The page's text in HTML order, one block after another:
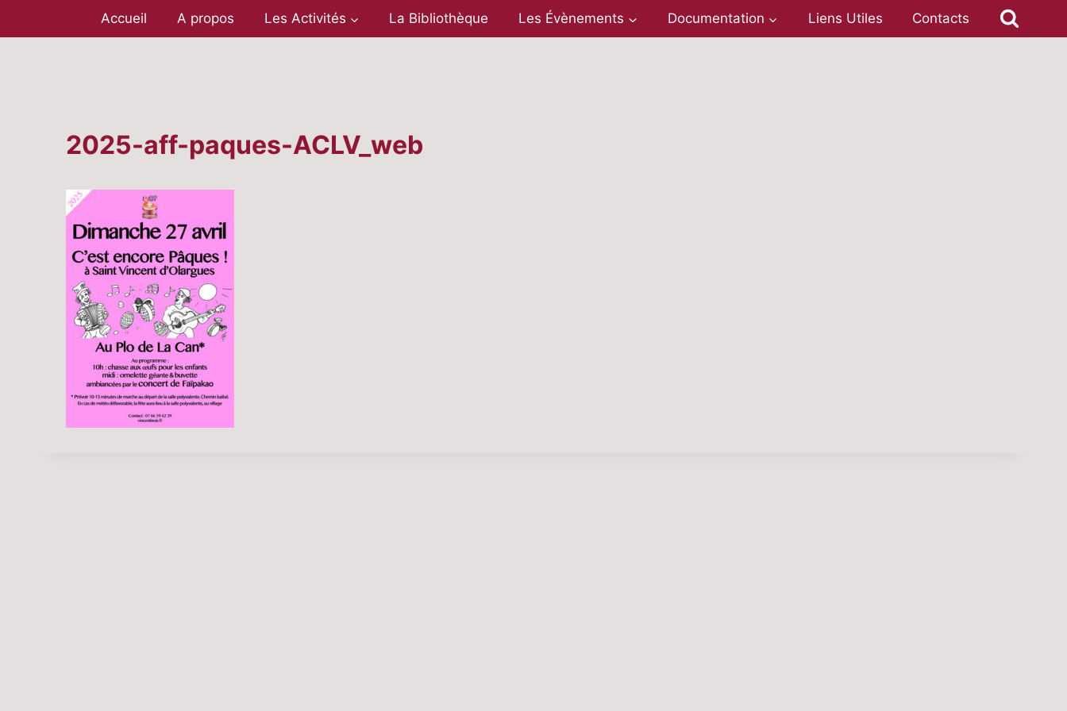
Accueil A propos Les Activités La Bibliothèque Les Évènements Documentation Liens Utiles Contacts
2025-aff-paques-ACLV_web